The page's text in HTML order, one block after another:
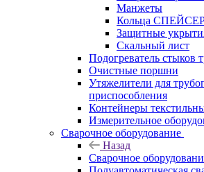
Манжеты
Кольца
Защитные
Скальный лист
Подогреватель стыков
Очистные поршни
Утяжелители для
приспособления
Контейнеры
Измерительное
Сварочное оборудование
Назад
Сварочное